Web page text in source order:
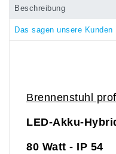
Beschreibung
Das sagen unsere Kunden
Brennenstuhl
LED-Akku-
80 Watt - IP 54